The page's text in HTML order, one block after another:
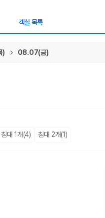
교하세요
기 어렵습니다. 보험 포함 여부
수 있습니다. 카모아에서는 제
라 실제 이용 만족도가 달라집
최저가를 찾는 사용자가 가장
객실 목록
) 08.07(금)
침대 1개(4) 침대 2개(1)